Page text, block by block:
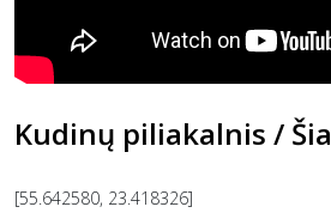
Kudinų piliakalnis /
[55.642580, 23.418326]